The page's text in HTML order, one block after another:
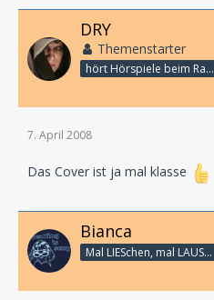
DRY
Themenstarter
hört Hörspiele beim Rasenmähen
7. April 2008
Das Cover ist ja mal klasse
Bianca
Mal LIESchen, mal LAUSCHi - aber immer Linux